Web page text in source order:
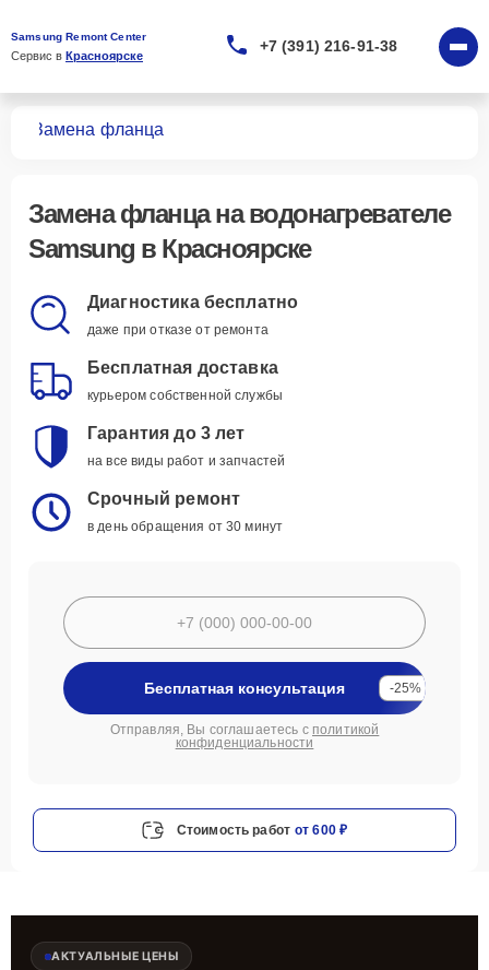
Samsung Remont Center
Сервис в Красноярске
+7 (391) 216-91-38
Замена фланца
Замена фланцана водонагревателе
Samsung в Красноярске
Диагностика бесплатно
даже при отказе от ремонта
Бесплатная доставка
курьером собственной службы
Гарантия до 3 лет
на все виды работ и запчастей
Срочный ремонт
в день обращения от 30 минут
Бесплатная консультация -25%
Отправляя, Вы соглашаетесь с политикой
конфиденциальности
Стоимость работ от 600 ₽
АКТУАЛЬНЫЕ ЦЕНЫ